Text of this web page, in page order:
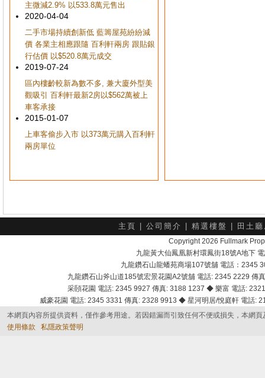
主微減2.9% 以533.8萬元售出
2020-04-04
二手市場持續創新低 藍籌屋苑紛紛減
價 各業主相應跟隨 百利軒兩房 跟貼銀
行估價 以$520.8萬元成交
2019-07-24
區內樓齡較新為數不多, 兼大廈外型美
觀吸引 百利軒最新2房以$562萬被上
車客承接
2015-01-07
上車客偷步入市 以373萬元購入百利軒
兩房單位
主頁 公司簡介 精選樓盤 田土
Copyright 2026 Fullmark
九龍黃大仙鳳凰新村環鳳街18號A地下
九龍鑽石山龍蟠苑商場107號舖 電話：2345
九龍鑽石山斧山道185號宏景花園A2號舖 電話: 2345 2229
采頣花園 電話: 2345 9927 傳真: 3188 1237 ◆ 樂富 電話:
威豪花園 電話: 2345 3331 傳真: 2328 9913 ◆ 星河明居/悅庭軒 電話
本網頁內容所提供資料，僅作參考用途。若因錯漏而引致任何不便或損失，本網
使用條款
私隱政策聲明